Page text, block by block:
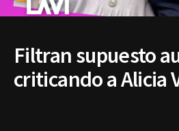
Filtran supuesto
criticando a Alicia